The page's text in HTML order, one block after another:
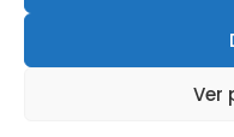
Ver
Declaración de